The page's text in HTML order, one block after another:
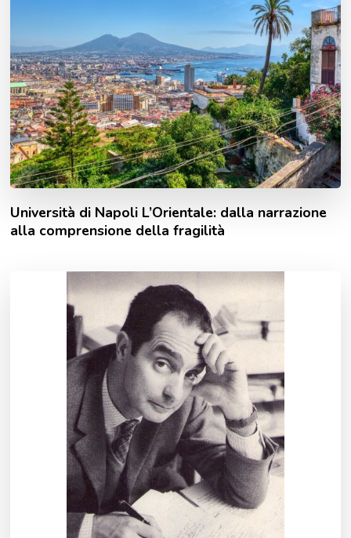
Università di Napoli L’Orientale: dalla narrazione
alla comprensione della fragilità